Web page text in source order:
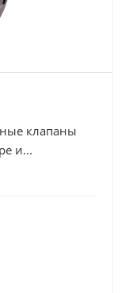
клапаны
и...